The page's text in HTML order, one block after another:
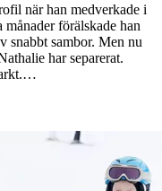
när han medverkade i
förälskade han
snabbt sambor. Men nu
har separerat.